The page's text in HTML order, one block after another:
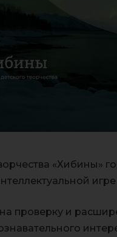
«Хибины»
проверку и